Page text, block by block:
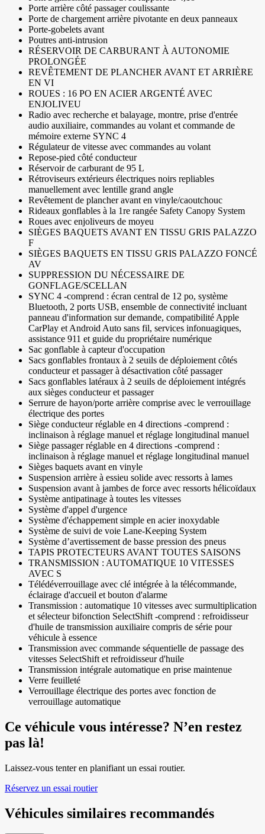
Porte arrière côté passager coulissante
Porte de chargement arrière pivotante en deux panneaux
Porte-gobelets avant
Poutres anti-intrusion
RÉSERVOIR DE CARBURANT À AUTONOMIE
PROLONGÉE
REVÊTEMENT DE PLANCHER AVANT ET ARRIÈRE
EN VI
ROUES : 16 PO EN ACIER ARGENTÉ AVEC
ENJOLIVEU
Radio avec recherche et balayage, montre, prise d'entrée
audio auxiliaire, commandes au volant et commande de
mémoire externe SYNC 4
Régulateur de vitesse avec commandes au volant
Repose-pied côté conducteur
Réservoir de carburant de 95 L
Rétroviseurs extérieurs électriques noirs repliables
manuellement avec lentille grand angle
Revêtement de plancher avant en vinyle/caoutchouc
Rideaux gonflables à la 1re rangée Safety Canopy System
Roues avec enjoliveurs de moyeu
SIÈGES BAQUETS AVANT EN TISSU GRIS PALAZZO
F
SIÈGES BAQUETS EN TISSU GRIS PALAZZO FONCÉ
AV
SUPPRESSION DU NÉCESSAIRE DE
GONFLAGE/SCELLAN
SYNC 4 -comprend : écran central de 12 po, système
Bluetooth, 2 ports USB, ensemble de connectivité incluant
panneau d'information sur demande, compatibilité Apple
CarPlay et Android Auto sans fil, services infonuagiques,
assistance 911 et guide du propriétaire numérique
Sac gonflable à capteur d'occupation
Sacs gonflables frontaux à 2 seuils de déploiement côtés
conducteur et passager à désactivation côté passager
Sacs gonflables latéraux à 2 seuils de déploiement intégrés
aux sièges conducteur et passager
Serrure de hayon/porte arrière comprise avec le verrouillage
électrique des portes
Siège conducteur réglable en 4 directions -comprend :
inclinaison à réglage manuel et réglage longitudinal manuel
Siège passager réglable en 4 directions -comprend :
inclinaison à réglage manuel et réglage longitudinal manuel
Sièges baquets avant en vinyle
Suspension arrière à essieu solide avec ressorts à lames
Suspension avant à jambes de force avec ressorts hélicoïdaux
Système antipatinage à toutes les vitesses
Système d'appel d'urgence
Système d'échappement simple en acier inoxydable
Système de suivi de voie Lane-Keeping System
Système d’avertissement de basse pression des pneus
TAPIS PROTECTEURS AVANT TOUTES SAISONS
TRANSMISSION : AUTOMATIQUE 10 VITESSES
AVEC S
Télédéverrouillage avec clé intégrée à la télécommande,
éclairage d'accueil et bouton d'alarme
Transmission : automatique 10 vitesses avec surmultiplication
et sélecteur bifonction SelectShift -comprend : refroidisseur
d'huile de transmission auxiliaire compris de série pour
véhicule à essence
Transmission avec commande séquentielle de passage des
vitesses SelectShift et refroidisseur d'huile
Transmission intégrale automatique en prise maintenue
Verre feuilleté
Verrouillage électrique des portes avec fonction de
verrouillage automatique
Ce véhicule vous intéresse? N’en restez
pas là!
Laissez-vous tenter en planifiant un essai routier.
Réservez un essai routier
Véhicules similaires recommandés